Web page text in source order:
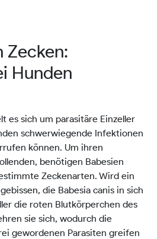
Zecken:
Hunden
es sich um parasitäre Einzeller
schwerwiegende Infektionen
können. Um ihren
benötigen Babesien
Zeckenarten. Wird ein
die Babesia canis in sich
die roten Blutkörperchen des
sie sich, wodurch die
gewordenen Parasiten greifen